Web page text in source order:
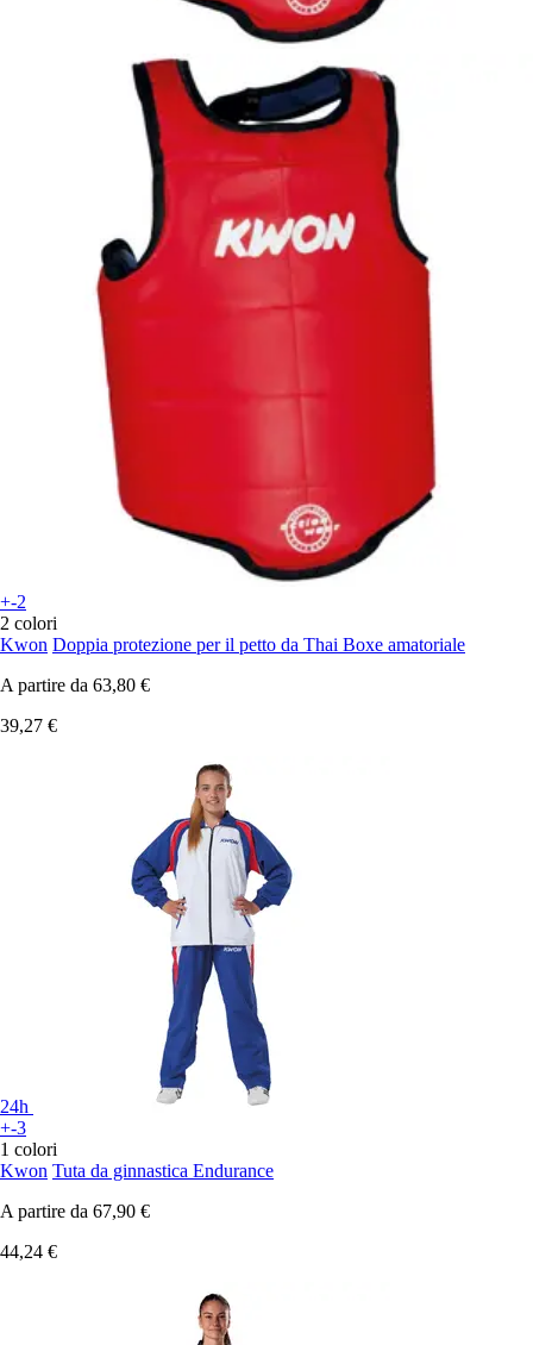
+-2
2 colori
Kwon Doppia protezione per il petto da Thai Boxe amatoriale
A partire da 63,80 €
39,27 €
24h
+-3
1 colori
Kwon Tuta da ginnastica Endurance
A partire da 67,90 €
44,24 €